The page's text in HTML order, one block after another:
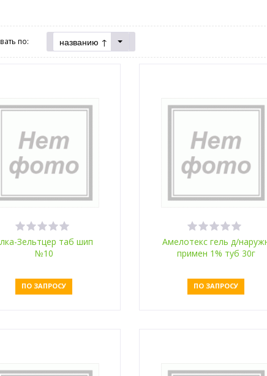
по: названию ↑
Зельтцер таб шип
№10
ПО ЗАПРОСУ
Амелотекс гель д/
примен 1% туб 30г
ПО ЗАПРОСУ